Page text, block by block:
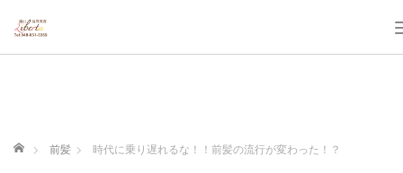
ホーム 前髪 時代に乗り遅れるな！！前髪の流行が変わった！？